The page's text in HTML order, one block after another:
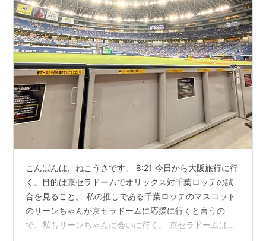
こんばんは、ねこうさです。 8:21 今日から大阪旅行に行
く。目的は京セラドームでオリックス対千葉ロッテの試
合を見ること。 私の推しである千葉ロッテのマスコット
のリーンちゃんが京セラドームに応援に行くと言うの
で、私もリーンちゃんに会いに行く。 京セラドームはラ